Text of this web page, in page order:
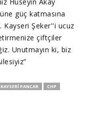
Hüseyin Akay
güç katmasına
Kayseri Şeker''i ucuz
çiftçiler
Unutmayın ki, biz
KAYSERI PANCAR
CHP